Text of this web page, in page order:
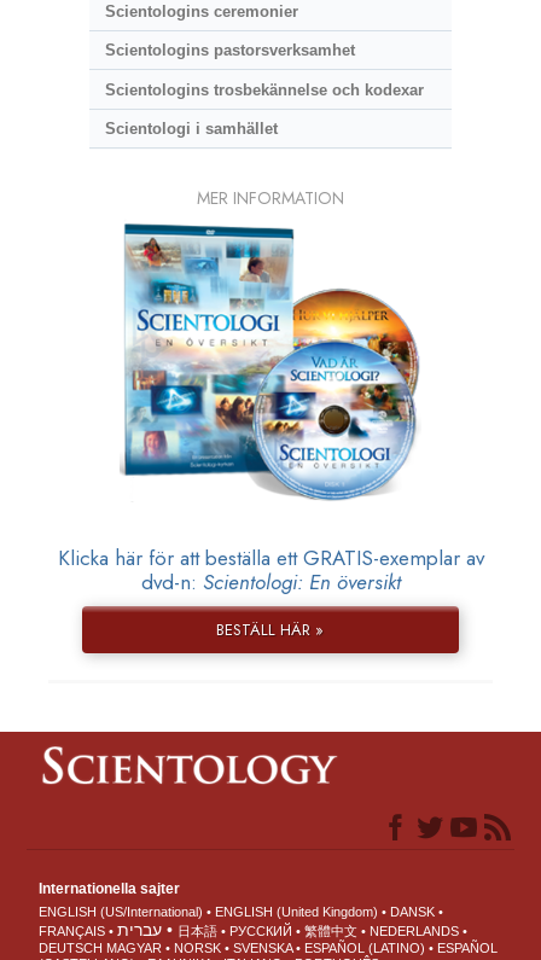
Scientologins ceremonier
Scientologins pastorsverksamhet
Scientologins trosbekännelse och kodexar
Scientologi i samhället
MER INFORMATION
Klicka här för att beställa ett GRATIS-exemplar av
dvd-n: Scientologi: En översikt
BESTÄLL HÄR »
Internationella sajter
ENGLISH (US/International) ENGLISH (United Kingdom)
DANSK
FRANÇAIS
עברית 日本語 РУССКИЙ 繁體中文
NEDERLANDS
DEUTSCH MAGYAR NORSK SVENSKA ESPAÑOL (LATINO)
ESPAÑOL